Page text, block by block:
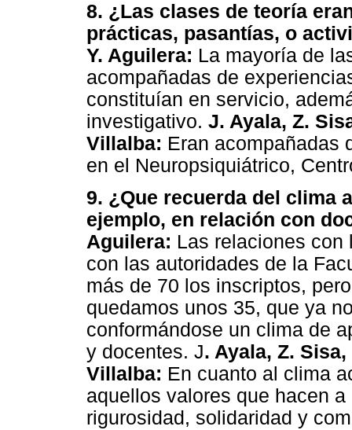
8. ¿Las clases de teoría
prácticas, pasantías, o
Y. Aguilera: La mayoría de
acompañadas de
constituían en servicio,
investigativo. J. Ayala, Z.
Villalba: Eran acompañadas
en el Neuropsiquiátrico,
9. ¿Que recuerda del clima
ejemplo, en relación con
Aguilera: Las relaciones con
con las autoridades de la
más de 70 los inscriptos,
quedamos unos 35, que ya
conformándose un clima de
y docentes. J. Ayala, Z.
Villalba: En cuanto al clima
aquellos valores que hacen
rigurosidad, solidaridad y